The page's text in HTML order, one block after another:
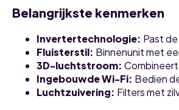
Belangrijkste kenmerken
Invertertechnologie: Past
Fluisterstil: Binnenunit met
3D-luchtstroom:
Ingebouwde Wi-Fi: Bedien
Luchtzuivering: Filters met